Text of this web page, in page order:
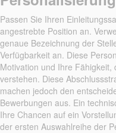
Passen Sie Ihren
angestrebte Position an.
genaue Bezeichnung der
Verfügbarkeit an. Diese
Motivation und Ihre
verstehen. Diese
machen jedoch den
Bewerbungen aus. Ein
Ihre Chancen auf ein
der ersten Auswahlreihe der